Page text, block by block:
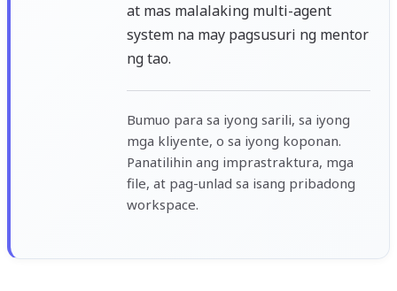
at mas malalaking multi-agent
system na may pagsusuri ng mentor
ng tao.
Bumuo para sa iyong sarili, sa iyong
mga kliyente, o sa iyong koponan.
Panatilihin ang imprastraktura, mga
file, at pag-unlad sa isang pribadong
workspace.